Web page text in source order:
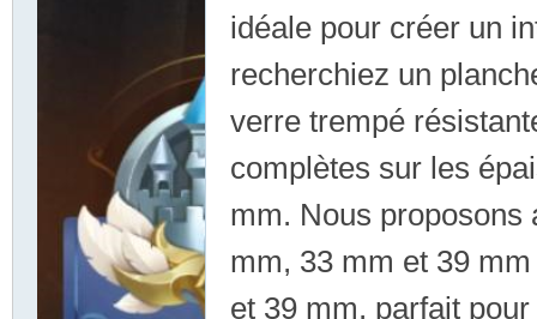
idéale pour créer un
recherchiez un
verre trempé
complètes sur les
mm. Nous proposons
mm, 33 mm et 39
et 39 mm, parfait